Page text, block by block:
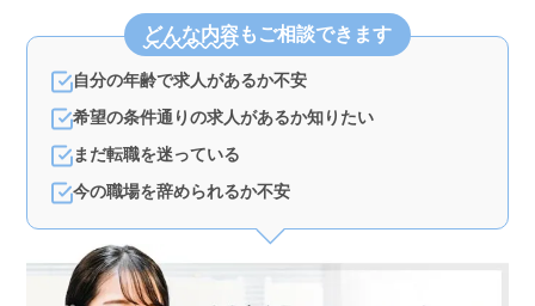
どんな内容もご相談できます
自分の年齢で求人があるか不安
希望の条件通りの求人があるか知りたい
まだ転職を迷っている
今の職場を辞められるか不安